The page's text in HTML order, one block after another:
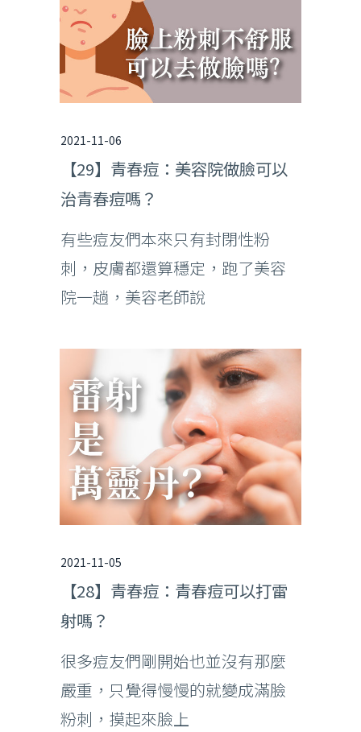
2021-11-06
【29】青春痘：美容院做臉可以
治青春痘嗎？
有些痘友們本來只有封閉性粉
刺，皮膚都還算穩定，跑了美容
院一趟，美容老師說
2021-11-05
【28】青春痘：青春痘可以打雷
射嗎？
很多痘友們剛開始也並沒有那麼
嚴重，只覺得慢慢的就變成滿臉
粉刺，摸起來臉上